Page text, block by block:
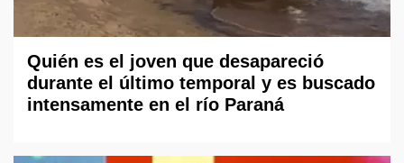
Quién es el joven que desapareció
durante el último temporal y es buscado
intensamente en el río Paraná